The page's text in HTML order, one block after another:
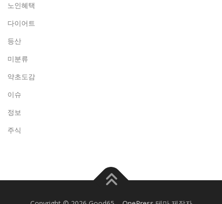
노인혜택
다이어트
등산
미분류
약초도감
이슈
정보
주식